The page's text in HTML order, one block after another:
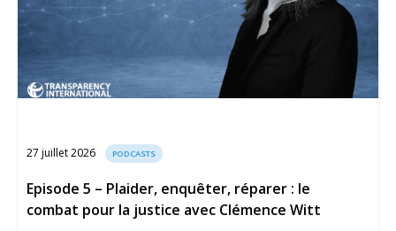
27 juillet 2026 PODCASTS
Episode 5 – Plaider, enquêter, réparer : le
combat pour la justice avec Clémence Witt